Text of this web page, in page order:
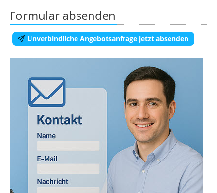
Formular absenden
Unverbindliche Angebotsanfrage jetzt absenden